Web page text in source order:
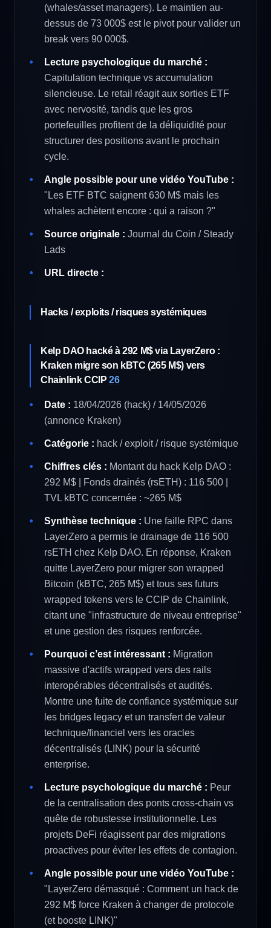
(whales/asset managers). Le maintien au-
dessus de 73 000$ est le pivot pour valider un
break vers 90 000$.
Lecture psychologique du marché :
Capitulation technique vs accumulation
silencieuse. Le retail réagit aux sorties ETF
avec nervosité, tandis que les gros
portefeuilles profitent de la déliquidité pour
structurer des positions avant le prochain
cycle.
Angle possible pour une vidéo YouTube :
"Les ETF BTC saignent 630 M$ mais les
whales achètent encore : qui a raison ?"
Source originale : Journal du Coin / Steady
Lads
URL directe :
Hacks / exploits / risques systémiques
Kelp DAO hacké à 292 M$ via LayerZero :
Kraken migre son kBTC (265 M$) vers
Chainlink CCIP 26
Date : 18/04/2026 (hack) / 14/05/2026
(annonce Kraken)
Catégorie : hack / exploit / risque systémique
Chiffres clés : Montant du hack Kelp DAO :
292 M$ | Fonds drainés (rsETH) : 116 500 |
TVL kBTC concernée : ~265 M$
Synthèse technique : Une faille RPC dans
LayerZero a permis le drainage de 116 500
rsETH chez Kelp DAO. En réponse, Kraken
quitte LayerZero pour migrer son wrapped
Bitcoin (kBTC, 265 M$) et tous ses futurs
wrapped tokens vers le CCIP de Chainlink,
citant une "infrastructure de niveau entreprise"
et une gestion des risques renforcée.
Pourquoi c’est intéressant : Migration
massive d'actifs wrapped vers des rails
interopérables décentralisés et audités.
Montre une fuite de confiance systémique sur
les bridges legacy et un transfert de valeur
technique/financiel vers les oracles
décentralisés (LINK) pour la sécurité
enterprise.
Lecture psychologique du marché : Peur
de la centralisation des ponts cross-chain vs
quête de robustesse institutionnelle. Les
projets DeFi réagissent par des migrations
proactives pour éviter les effets de contagion.
Angle possible pour une vidéo YouTube :
"LayerZero démasqué : Comment un hack de
292 M$ force Kraken à changer de protocole
(et booste LINK)"